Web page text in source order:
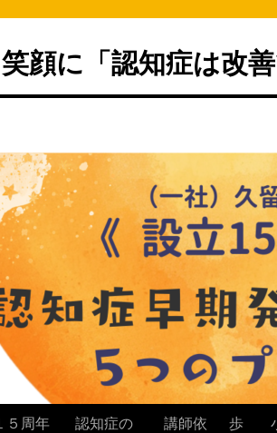
顔に「認知症は改
５周年
認知症の
講師依
歩